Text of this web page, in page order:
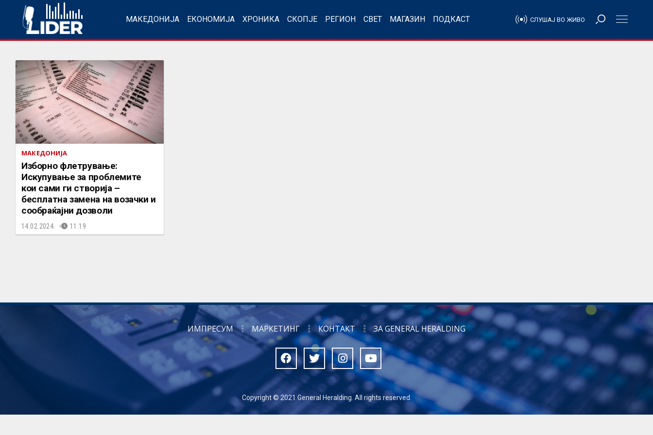
МАКЕДОНИЈА ЕКОНОМИЈА ХРОНИКА СКОПЈЕ РЕГИОН СВЕТ МАГАЗИН ПОДКАСТ СЛУШАЈ ВО ЖИВО
МАКЕДОНИЈА
Изборно флетрување:
Искупување за проблемите
кои сами ги створија –
бесплатна замена на возачки и
сообраќајни дозволи
14.02.2024. 11:19
ИМПРЕСУМ МАРКЕТИНГ КОНТАКТ ЗА GENERAL HERALDING
Copyright © 2021 General Heralding. All rights reserved.